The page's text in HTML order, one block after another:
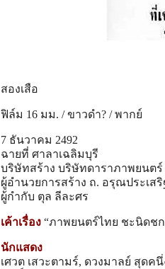
สองเสือ
ฟิล์ม 16 มม. / ขาวดํา? / พากย์
7 ธันวาคม 2492
ฉายที่ ศาลาเฉลิมบุรี
บริษัทสร้าง บริษัทดาราภาพยนตร์
ผู้อํานวยการสร้าง ถ. อรุณประเสริ
ผู้กํากับ ตุล ลีละศร
เค้าเรื่อง “ภาพยนตร์ไทย ชะนิดชก
นักแสดง
เศวต เสวะตามร์, ดวงมาลย์ สุด